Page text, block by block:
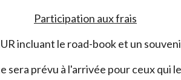
Participation aux frais
incluant le road-book et un
sera prévu à l'arrivée pour ceux qui